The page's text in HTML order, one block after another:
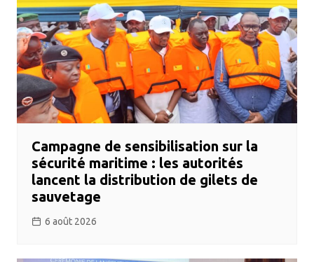
Campagne de sensibilisation sur la
sécurité maritime : les autorités
lancent la distribution de gilets de
sauvetage
6 août 2026